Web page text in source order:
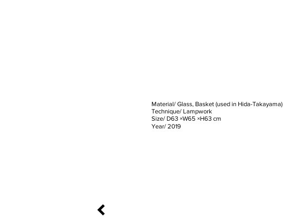
Material/ Glass, Basket (used in Hida-Takayama)
Technique/ Lampwork
Size/ D63 ×W65 ×H63 cm
​Year/ 2019